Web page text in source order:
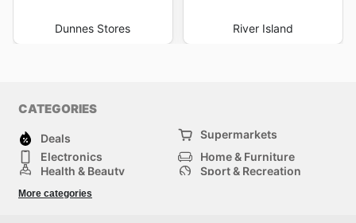
Dunnes Stores River Island
CATEGORIES
Deals
Supermarkets
Electronics
Home & Furniture
Health & Beauty
Sport & Recreation
Others
More categories